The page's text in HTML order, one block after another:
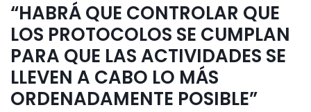
“HABRÁ QUE CONTROLAR QUE
LOS PROTOCOLOS SE CUMPLAN
PARA QUE LAS ACTIVIDADES SE
LLEVEN A CABO LO MÁS
ORDENADAMENTE POSIBLE”